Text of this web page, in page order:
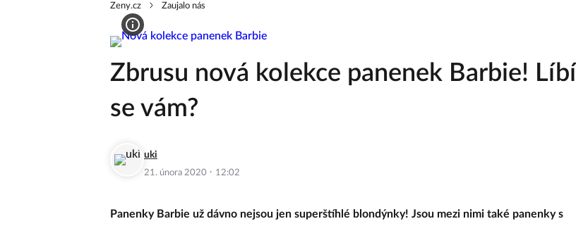
Zeny.cz Zaujalo nás
Zbrusu nová kolekce panenek Barbie! Líbí
se vám?
uki
21. února 2020 · 12:02
Panenky Barbie už dávno nejsou jen superštíhlé blondýnky! Jsou mezi nimi také panenky s